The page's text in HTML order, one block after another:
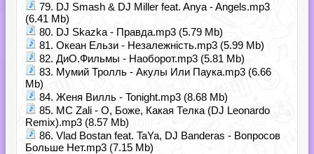
79. DJ Smash & DJ Miller feat. Anya - Angels.mp3
(6.41 Mb)
80. DJ Skazka - Правда.mp3 (5.79 Mb)
81. Океан Ельзи - Незалежність.mp3 (5.99 Mb)
82. ДиО.Фильмы - Наоборот.mp3 (5.81 Mb)
83. Мумий Тролль - Акулы Или Паука.mp3 (6.66
Mb)
84. Женя Вилль - Tonight.mp3 (8.68 Mb)
85. MC Zali - О, Боже, Какая Телка (DJ Leonardo
Remix).mp3 (8.57 Mb)
86. Vlad Bostan feat. TaYa, DJ Banderas - Вопросов
Больше Нет.mp3 (7.15 Mb)